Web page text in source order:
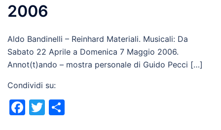
2006
Aldo Bandinelli – Reinhard Materiali. Musicali: Da
Sabato 22 Aprile a Domenica 7 Maggio 2006.
Annot(t)ando – mostra personale di Guido Pecci […]
Condividi su:
Facebook
Twitter